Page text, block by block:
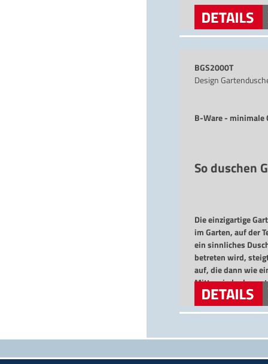
BGS2000T
Design
B-Ware - minimale
So duschen
Die einzigartige
im Garten, auf der
ein sinnliches
betreten wird,
auf, die dann wie
Mitte wieder
nach dem Sport
geschützt durch